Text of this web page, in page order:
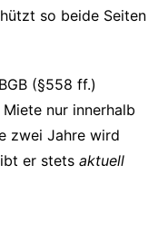
so beide Seiten
(§558 ff.)
nur innerhalb
zwei Jahre wird
er stets aktuell